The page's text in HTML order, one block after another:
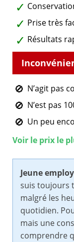
Prise très
Résultats
N’agit pas
N’est pas
Un peu
Voir le prix le
Jeune
suis toujours
malgré les
quotidien.
mais une
comprendre